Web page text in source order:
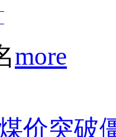
more
价突破